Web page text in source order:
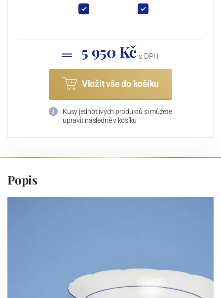
5 950 Kč s DPH
Vložit vše do košíku
Kusy jednotlivých produktů si můžete
upravit následně v košíku
Popis